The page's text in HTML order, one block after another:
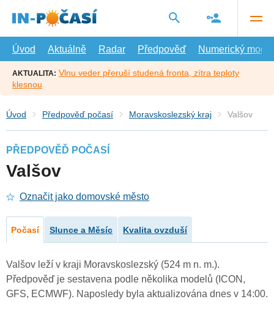
hlavní
Úvod
Aktuálně Radar Předpověď Numerický model
AKTUALITA: Vlnu veder přeruší studená fronta, zítra teploty
klesnou
Úvod Předpověď počasí Moravskoslezský kraj Valšov
PŘEDPOVĚĎ POČASÍ
Valšov
Označit jako domovské město
Počasí Slunce a Měsíc Kvalita ovzduší
Valšov leží v kraji Moravskoslezský (524 m n. m.).
Předpověď je sestavena podle několika modelů (ICON,
GFS, ECMWF). Naposledy byla aktualizována dnes v 14:00.